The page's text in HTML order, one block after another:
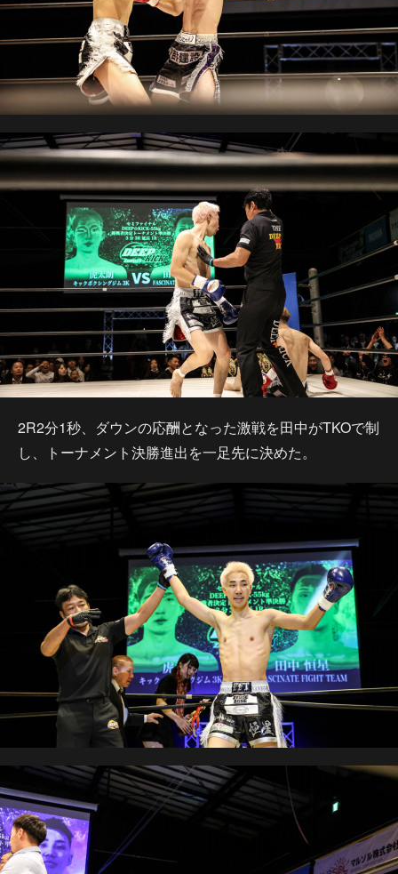
2R2分1秒、ダウンの応酬となった激戦を田中がTKOで制
し、トーナメント決勝進出を一足先に決めた。